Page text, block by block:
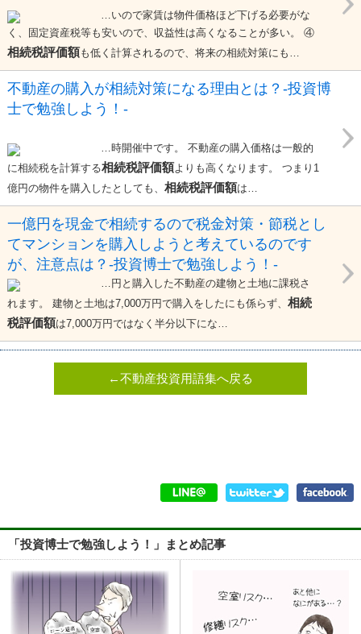
…いので家賃は物件価格ほど下げる必要がな
く、固定資産税等も安いので、収益性は高くなることが多い。 ④
相続税評価額も低く計算されるので、将来の相続対策にも…
不動産の購入が相続対策になる理由とは？-投資博
士で勉強しよう！-
…時開催中です。 不動産の購入価格は一般的
に相続税を計算する相続税評価額よりも高くなります。 つまり1
億円の物件を購入したとしても、 相続税評価額は…
一億円を現金で相続するので税金対策・節税とし
てマンションを購入しようと考えているのです
が、注意点は？-投資博士で勉強しよう！-
…円と購入した不動産の建物と土地に課税さ
れます。 建物と土地は7,000万円で購入をしたにも係らず、 相続
税評価額は7,000万円ではなく半分以下にな…
←不動産投資用語集へ戻る
「投資博士で勉強しよう！」まとめ記事